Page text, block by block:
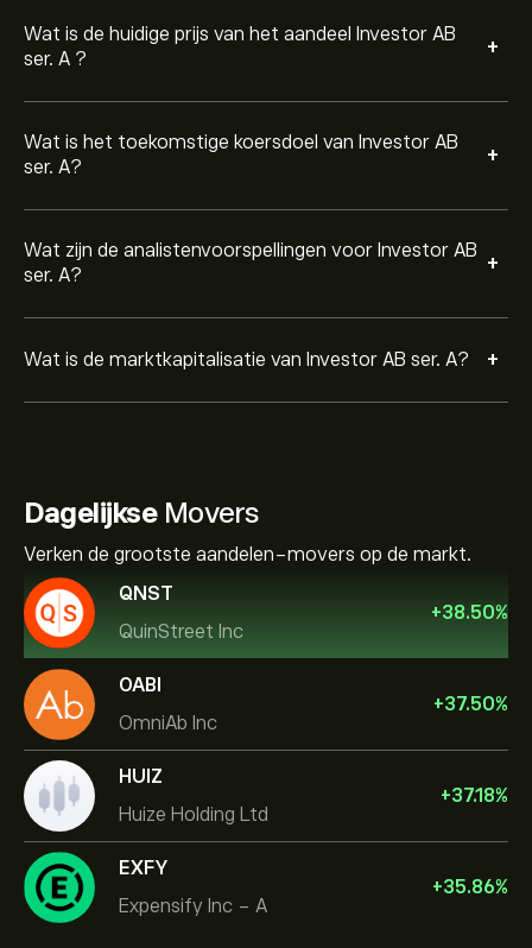
Wat is de huidige prijs van het aandeel Investor AB
ser. A ?
+
Wat is het toekomstige koersdoel van Investor AB
ser. A?
+
Wat zijn de analistenvoorspellingen voor Investor AB
ser. A?
+
Wat is de marktkapitalisatie van Investor AB ser. A? +
DagelijkseMovers
Verken de grootste aandelen-movers op de markt.
QNST
QuinStreet Inc
+38.50%
OABI
OmniAb Inc
+37.50%
HUIZ
Huize Holding Ltd
+37.18%
EXFY
Expensify Inc - A
+35.86%